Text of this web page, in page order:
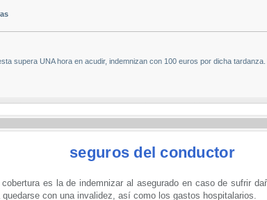
supera UNA hora en acudir, indemnizan con 100 euros por dicha
seguros del conductor
es la de indemnizar al asegurado en caso de sufrir
con una invalidez, así como los gastos hospitalarios.